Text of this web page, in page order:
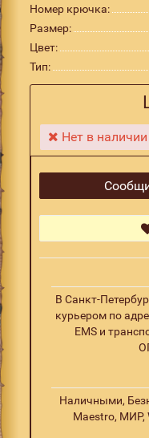
Номер крючка:
Размер:
Цвет:
Тип:
Нет в наличии
В Санкт-
курьером по
EMS и
Наличными,
Maestro, МИР,